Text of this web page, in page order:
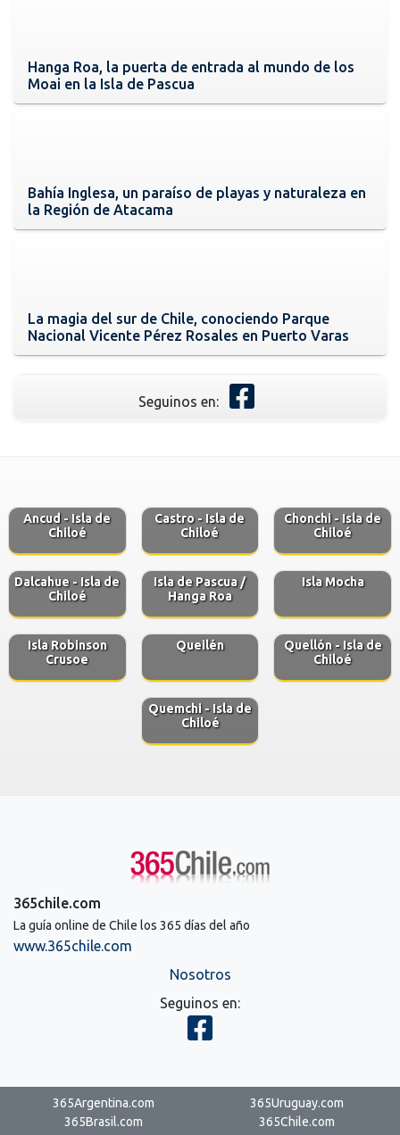
Hanga Roa, la puerta de entrada al mundo de los
Moai en la Isla de Pascua
Bahía Inglesa, un paraíso de playas y naturaleza en
la Región de Atacama
La magia del sur de Chile, conociendo Parque
Nacional Vicente Pérez Rosales en Puerto Varas
Seguinos en:
Ancud - Isla de
Chiloé
Castro - Isla de
Chiloé
Chonchi - Isla de
Chiloé
Dalcahue - Isla de
Chiloé
Isla de Pascua /
Hanga Roa
Isla Mocha
Isla Robinson
Crusoe
Queilén
Quellón - Isla de
Chiloé
Quemchi - Isla de
Chiloé
365chile.com
La guía online de Chile los 365 días del año
www.365chile.com
Nosotros
Seguinos en:
365Argentina.com
365Uruguay.com
365Brasil.com
365Chile.com